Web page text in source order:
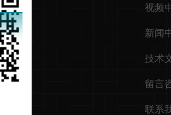
视频
新闻
技术
留言
联系